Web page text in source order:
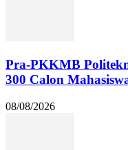
Pra-PKKMB
300 Calon
08/08/2026